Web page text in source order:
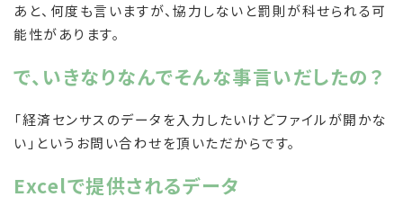
あと、何度も言いますが、協力しないと罰則が科せられる可
能性があります。
で、いきなりなんでそんな事言いだしたの？
「経済センサスのデータを入力したいけどファイルが開かな
い」というお問い合わせを頂いただからです。
Excelで提供されるデータ